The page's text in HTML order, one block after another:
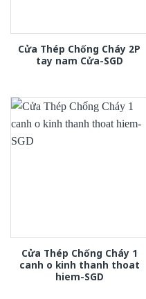
Cửa Thép Chống Cháy 2P
tay nam Cửa-SGD
Cửa Thép Chống Cháy 1
canh o kinh thanh thoat
hiem-SGD